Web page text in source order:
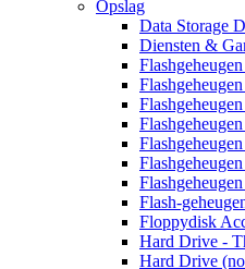
Opslag
Data Storage
Diensten &
Flash-
Floppydisk
Hard Drive -
Hard Drive